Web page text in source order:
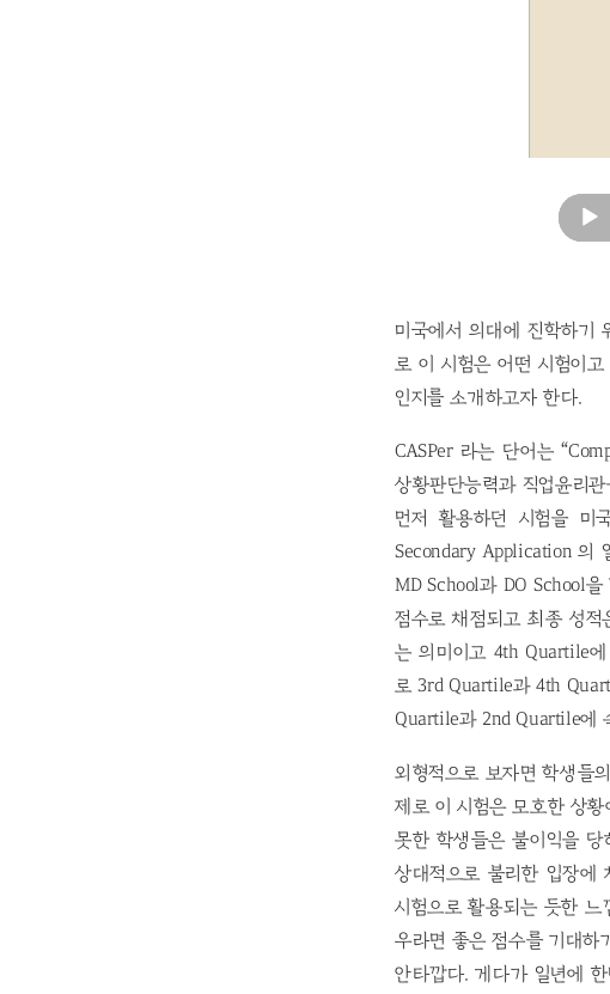
Audio
Player
미국에서 의대에 진학하기
로 이 시험은 어떤 시험이
인지를 소개하고자 한다.
CASPer 라는 단어는
상황판단능력과 직업윤리
먼저 활용하던 시험을 미
Secondary Application 의
MD School과 DO School
점수로 채점되고 최종 성
는 의미이고 4th Quartile에
로 3rd Quartile과 4th
Quartile과 2nd Quartile에
외형적으로 보자면 학생들
제로 이 시험은 모호한 상
못한 학생들은 불이익을 당
상대적으로 불리한 입장에
시험으로 활용되는 듯한 느
우라면 좋은 점수를 기대하
안타깝다. 게다가 일년에